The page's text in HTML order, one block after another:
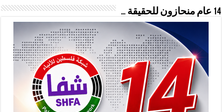
14 عام منحازون للحقيقة …